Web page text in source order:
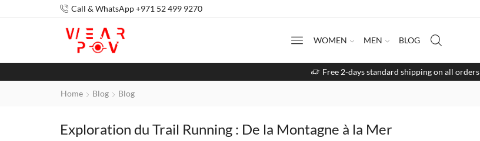
Call & WhatsApp +971 52 499 9270
WOMEN MEN BLOG
Free 2-days standard shipping on all orders
Home Blog Blog
Exploration du Trail Running : De la Montagne à la Mer